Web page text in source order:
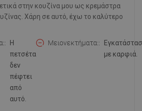
στην κουζίνα μου ως κρεμάστρα
Χάρη σε αυτό, έχω το καλύτερο
Η
πετσέτα
δεν
πέφτει
από
αυτό.
Μειονεκτήματα:
με καρφιά.